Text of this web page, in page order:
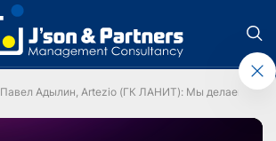
Павел Адылин, Artezio (ГК ЛАНИТ): Мы делаем